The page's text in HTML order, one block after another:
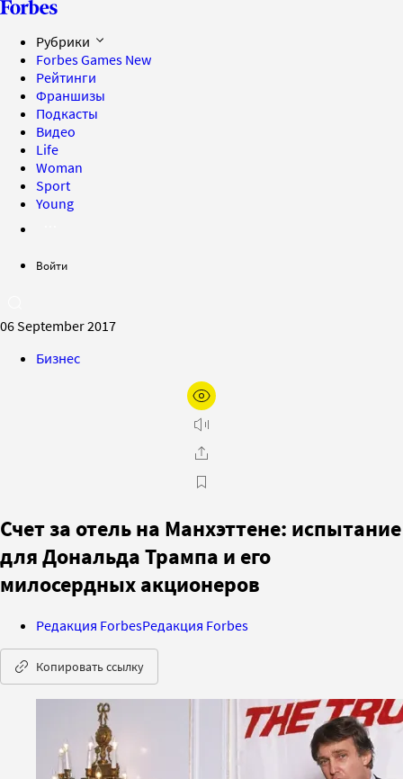
Рубрики
Forbes Games New
Рейтинги
Франшизы
Подкасты
Видео
Life
Woman
Sport
Young
Войти
06 September 2017
Бизнес
Счет за отель на Манхэттене: испытание
для Дональда Трампа и его
милосердных акционеров
Редакция ForbesРедакция Forbes
Копировать ссылку